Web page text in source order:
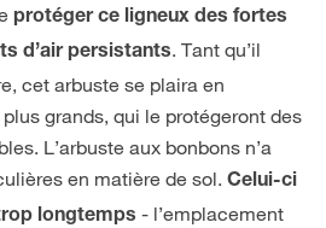
protéger ce ligneux des fortes
d’air persistants. Tant qu’il
cet arbuste se plaira en
grands, qui le protégeront des
L’arbuste aux bonbons n’a
en matière de sol. Celui-ci
longtemps - l’emplacement